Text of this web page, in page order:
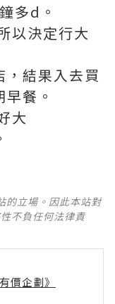
多d。
以決定行大
結果入去買
餐。
大
的立場。因此本站對
不負任何法律責
價企劃》